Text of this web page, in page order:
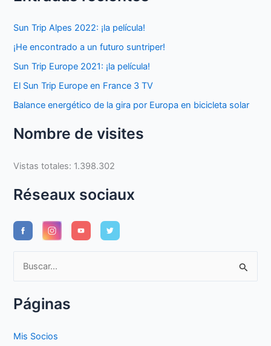
Sun Trip Alpes 2022: ¡la película!
¡He encontrado a un futuro suntriper!
Sun Trip Europe 2021: ¡la película!
El Sun Trip Europe en France 3 TV
Balance energético de la gira por Europa en bicicleta solar
Nombre de visites
Vistas totales: 1.398.302
Réseaux sociaux
cPáginas
Mis Socios